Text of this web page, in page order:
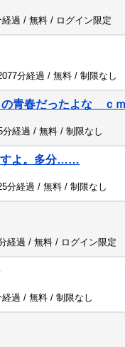
経過 / 無料 / ログイン限定
分経過 / 無料 / 制限なし
青春だったよな ｃ
分経過 / 無料 / 制限なし
すよ。多分……
分経過 / 無料 / 制限なし
経過 / 無料 / ログイン限定
経過 / 無料 / 制限なし